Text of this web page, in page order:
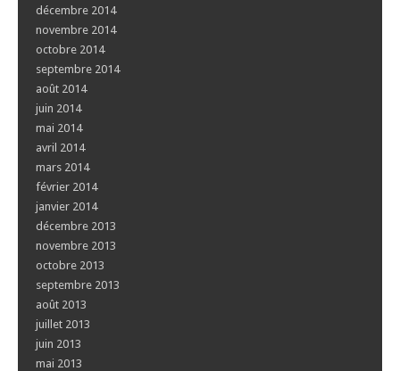
décembre 2014
novembre 2014
octobre 2014
septembre 2014
août 2014
juin 2014
mai 2014
avril 2014
mars 2014
février 2014
janvier 2014
décembre 2013
novembre 2013
octobre 2013
septembre 2013
août 2013
juillet 2013
juin 2013
mai 2013